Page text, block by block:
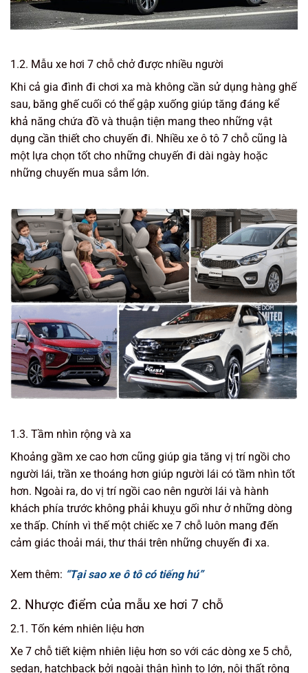
1.2. Mẫu xe hơi 7 chỗ chở được nhiều người
Khi cả gia đình đi chơi xa mà không cần sử dụng hàng ghế
sau, băng ghế cuối có thể gập xuống giúp tăng đáng kể
khả năng chứa đồ và thuận tiện mang theo những vật
dụng cần thiết cho chuyến đi. Nhiều xe ô tô 7 chỗ cũng là
một lựa chọn tốt cho những chuyến đi dài ngày hoặc
những chuyến mua sắm lớn.
1.3. Tầm nhìn rộng và xa
Khoảng gầm xe cao hơn cũng giúp gia tăng vị trí ngồi cho
người lái, trần xe thoáng hơn giúp người lái có tầm nhìn tốt
hơn. Ngoài ra, do vị trí ngồi cao nên người lái và hành
khách phía trước không phải khuỵu gối như ở những dòng
xe thấp. Chính vì thế một chiếc xe 7 chỗ luôn mang đến
cảm giác thoải mái, thư thái trên những chuyến đi xa.
Xem thêm: “Tại sao xe ô tô có tiếng hú”
2. Nhược điểm của mẫu xe hơi 7 chỗ
2.1. Tốn kém nhiên liệu hơn
Xe 7 chỗ tiết kiệm nhiên liệu hơn so với các dòng xe 5 chỗ,
sedan, hatchback bởi ngoài thân hình to lớn, nội thất rộng